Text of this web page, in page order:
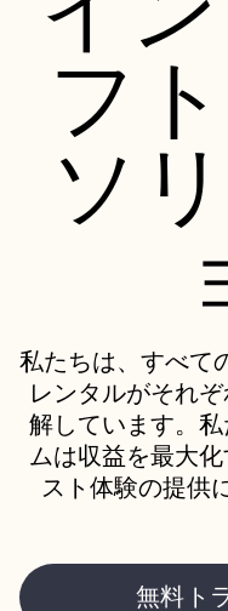
フ
ソ
私たちは、すべて
レンタルがそれ
解しています。
ムは収益を最大
スト体験の提供
無料ト